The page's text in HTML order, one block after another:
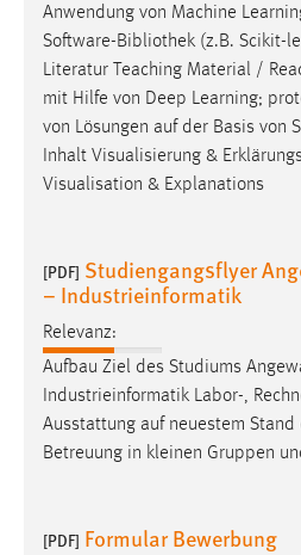
Anwendung von Machine
Software-Bibliothek (z.B. Scikit-
Literatur Teaching Material /
mit Hilfe von Deep Learning;
von Lösungen auf der Basis von
Inhalt Visualisierung &
Visualisation & Explanations
[PDF] Studiengangsflyer
– Industrieinformatik
Relevanz:
Aufbau Ziel des Studiums
Industrieinformatik Labor-,
Ausstattung auf neuestem
Betreuung in kleinen Gruppen
[PDF] Formular Bewerbung